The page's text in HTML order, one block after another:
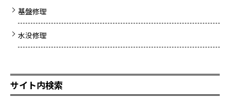
基盤修理
水没修理
サイト内検索